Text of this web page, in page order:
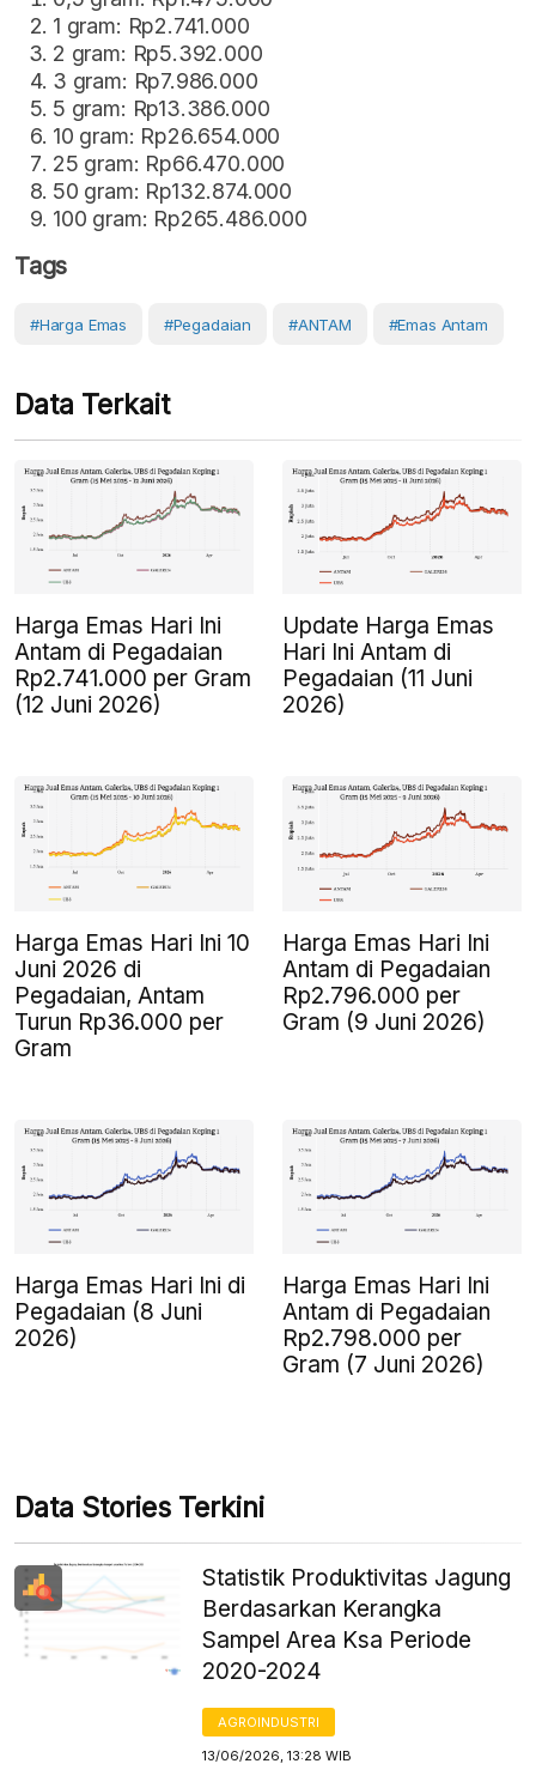
1 gram: Rp2.741.000
2 gram: Rp5.392.000
3 gram: Rp7.986.000
5 gram: Rp13.386.000
10 gram: Rp26.654.000
25 gram: Rp66.470.000
50 gram: Rp132.874.000
100 gram: Rp265.486.000
Tags
#Harga Emas #Pegadaian #ANTAM #Emas Antam
Data Terkait
Harga Emas Hari Ini
Antam di Pegadaian
Rp2.741.000 per Gram
(12 Juni 2026)
Update Harga Emas
Hari Ini Antam di
Pegadaian (11 Juni
2026)
Harga Emas Hari Ini 10
Juni 2026 di
Pegadaian, Antam
Turun Rp36.000 per
Gram
Harga Emas Hari Ini
Antam di Pegadaian
Rp2.796.000 per
Gram (9 Juni 2026)
Harga Emas Hari Ini di
Pegadaian (8 Juni
2026)
Harga Emas Hari Ini
Antam di Pegadaian
Rp2.798.000 per
Gram (7 Juni 2026)
Data Stories Terkini
Statistik Produktivitas Jagung
Berdasarkan Kerangka
Sampel Area Ksa Periode
2020-2024
AGROINDUSTRI
13/06/2026, 13:28 WIB